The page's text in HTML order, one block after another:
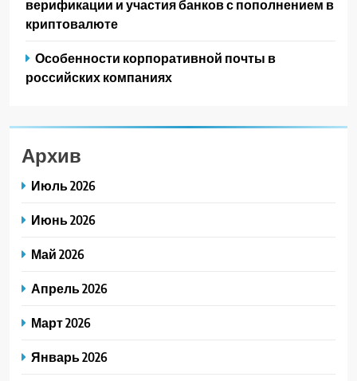
верификации и участия банков с пополнением в
криптовалюте
Особенности корпоративной почты в
российских компаниях
Архив
Июль 2026
Июнь 2026
Май 2026
Апрель 2026
Март 2026
Январь 2026